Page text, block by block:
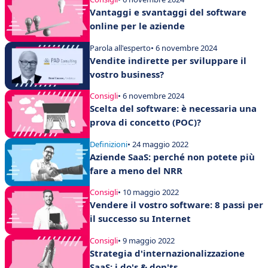
Vantaggi e svantaggi del software
online per le aziende
Parola all'esperto• 6 novembre 2024
Vendite indirette per sviluppare il
vostro business?
Consigli• 6 novembre 2024
Scelta del software: è necessaria una
prova di concetto (POC)?
Definizioni• 24 maggio 2022
Aziende SaaS: perché non potete più
fare a meno del NRR
Consigli• 10 maggio 2022
Vendere il vostro software: 8 passi per
il successo su Internet
Consigli• 9 maggio 2022
Strategia d'internazionalizzazione